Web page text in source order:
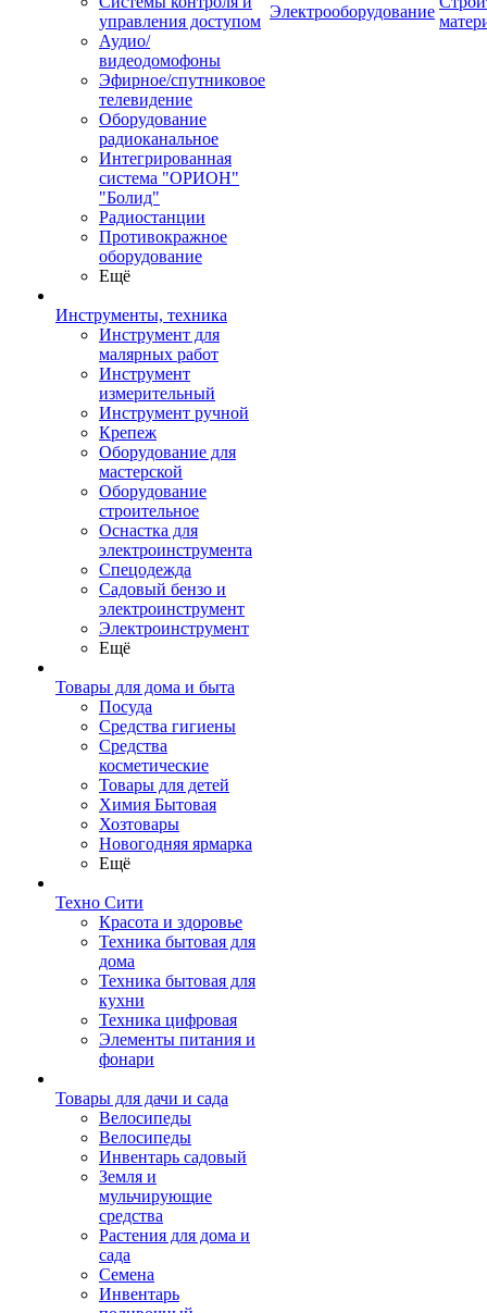
управления доступом
Аудио/
видеодомофоны
Эфирное/спутниковое
телевидение
Оборудование
радиоканальное
Интегрированная
система "ОРИОН"
"Болид"
Радиостанции
Противокражное
оборудование
Ещё
Инструменты, техника
Инструмент для
малярных работ
Инструмент
измерительный
Инструмент ручной
Крепеж
Оборудование для
мастерской
Оборудование
строительное
Оснастка для
электроинструмента
Спецодежда
Садовый бензо и
электроинструмент
Электроинструмент
Ещё
Товары для дома и быта
Посуда
Средства гигиены
Средства
косметические
Товары для детей
Химия Бытовая
Хозтовары
Новогодняя ярмарка
Ещё
Техно Сити
Красота и здоровье
Техника бытовая для
дома
Техника бытовая для
кухни
Техника цифровая
Элементы питания и
фонари
Товары для дачи и сада
Велосипеды
Велосипеды
Инвентарь садовый
Земля и
мульчирующие
средства
Растения для дома и
сада
Семена
Инвентарь
Электрооборудование